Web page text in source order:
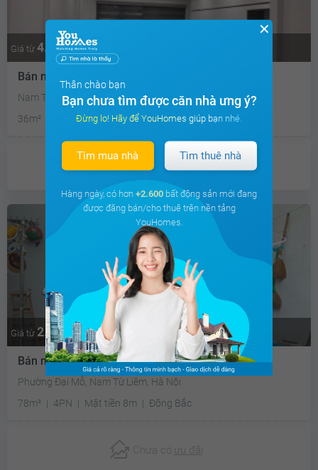
Giá từ 4.2 tỷ Thương lượng
Bán nhà riêng Nam Từ Liêm - 36m2
Nam Từ Liêm, Hà Nội
36m²
Chưa có
Giá từ 2.4 tỷ Thương lượng
Bán nhà riêng Nam Từ Liêm - 78m2 - Hướng mát
Phường Đại Mỗ, Nam Từ Liêm, Hà Nội
78m²
4PN Mặt tiền 8m Đông Bắc
Chưa có ưu đãi
✕
Thân chào bạn
Bạn chưa tìm được căn nhà ưng ý?
Đừng lo! Hãy để YouHomes giúp bạn nhé.
Tìm mua nhà Tìm thuê nhà
Hàng ngày, có hơn +2.600 bất động sản mới đang
được đăng bán/cho thuê trên nền tảng
YouHomes.